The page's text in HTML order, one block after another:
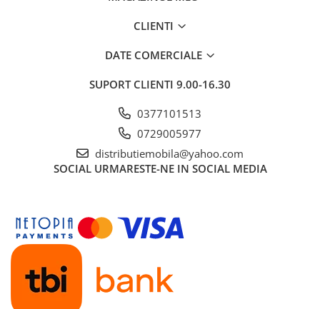
CLIENTI
DATE COMERCIALE
SUPORT CLIENTI 9.00-16.30
0377101513
0729005977
distributiemobila@yahoo.com
SOCIAL URMARESTE-NE IN SOCIAL MEDIA